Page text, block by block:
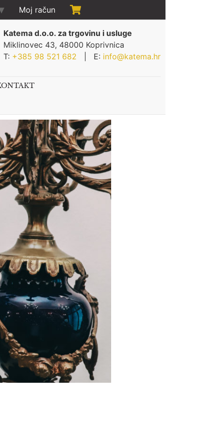
Moj račun
Katema d.o.o. za trgovinu i usluge
Miklinovec 43, 48000 Koprivnica
T: +385 98 521 682 | E: info@katema.hr